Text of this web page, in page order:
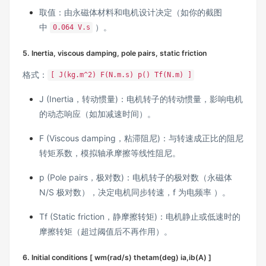
取值：由永磁体材料和电机设计决定（如你的截图
中
0.064 V.s ）。
5. Inertia, viscous damping, pole pairs, static friction
格式： [ J(kg.m^2) F(N.m.s) p() Tf(N.m) ]
J (Inertia，转动惯量)：电机转子的转动惯量，影响电机
的动态响应（如加减速时间）。
F (Viscous damping，粘滞阻尼)：与转速成正比的阻尼
转矩系数，模拟轴承摩擦等线性阻尼。
p (Pole pairs，极对数)：电机转子的极对数（永磁体
N/S 极对数），决定电机同步转速，f 为电频率 ）。
Tf (Static friction，静摩擦转矩)：电机静止或低速时的
摩擦转矩（超过阈值后不再作用）。
6. Initial conditions [ wm(rad/s) thetam(deg) ia,ib(A) ]